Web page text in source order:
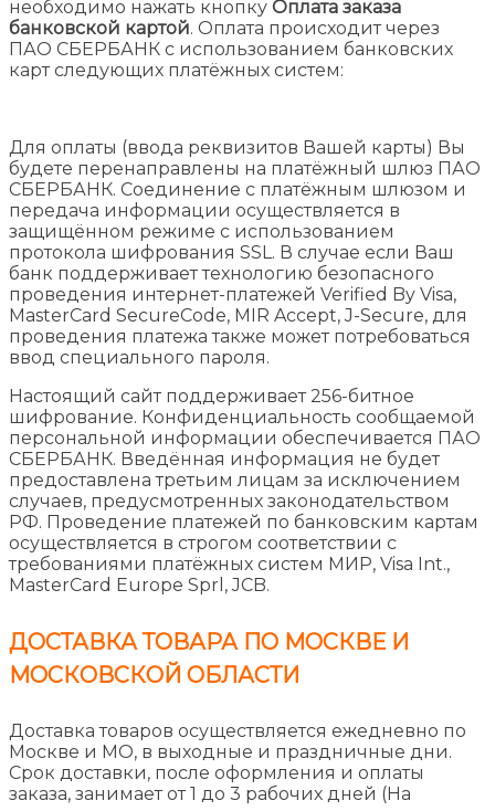
необходимо нажать кнопку Оплата заказа
банковской картой. Оплата происходит через
ПАО СБЕРБАНК с использованием банковских
карт следующих платёжных систем:
Для оплаты (ввода реквизитов Вашей карты) Вы
будете перенаправлены на платёжный шлюз ПАО
СБЕРБАНК. Соединение с платёжным шлюзом и
передача информации осуществляется в
защищённом режиме с использованием
протокола шифрования SSL. В случае если Ваш
банк поддерживает технологию безопасного
проведения интернет-платежей Verified By Visa,
MasterCard SecureCode, MIR Accept, J-Secure, для
проведения платежа также может потребоваться
ввод специального пароля.
Настоящий сайт поддерживает 256-битное
шифрование. Конфиденциальность сообщаемой
персональной информации обеспечивается ПАО
СБЕРБАНК. Введённая информация не будет
предоставлена третьим лицам за исключением
случаев, предусмотренных законодательством
РФ. Проведение платежей по банковским картам
осуществляется в строгом соответствии с
требованиями платёжных систем МИР, Visa Int.,
MasterCard Europe Sprl, JCB.
ДОСТАВКА ТОВАРА ПО МОСКВЕ И
МОСКОВСКОЙ ОБЛАСТИ
Доставка товаров осуществляется ежедневно по
Москве и МО, в выходные и праздничные дни.
Срок доставки, после оформления и оплаты
заказа, занимает от 1 до 3 рабочих дней (На